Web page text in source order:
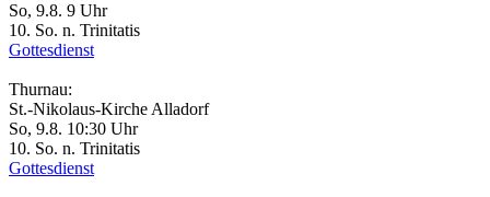
So, 9.8. 9 Uhr
10. So. n. Trinitatis
Gottesdienst
Thurnau:
St.-Nikolaus-Kirche Alladorf
So, 9.8. 10:30 Uhr
10. So. n. Trinitatis
Gottesdienst